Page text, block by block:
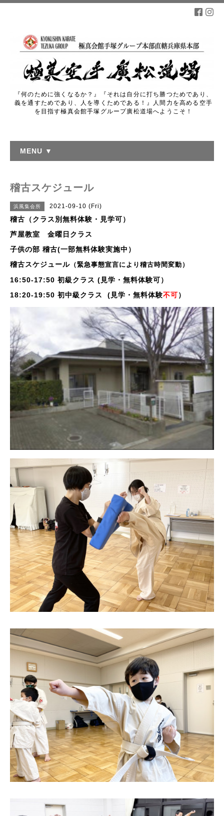
『何のために強くなるか？』『それは自分に打ち勝つためであり、
義を通すためであり、人を導くためである！』人間力を高める空手
を目指す極真会館手塚グループ廣松道場へようこそ！
MENU ▼
稽古スケジュール
浜風集会所 2021-09-10 (Fri)
稽古（クラス別無料体験・見学可）
芦屋教室 金曜日クラス
子供の部 稽古(一部無料体験実施中）
稽古スケジュール （緊急事態宣言により稽古時間変動）
16:50-17:50 初級クラス (見学・無料体験可）
18:20-19:50 初中級クラス (見学・無料体験不可）